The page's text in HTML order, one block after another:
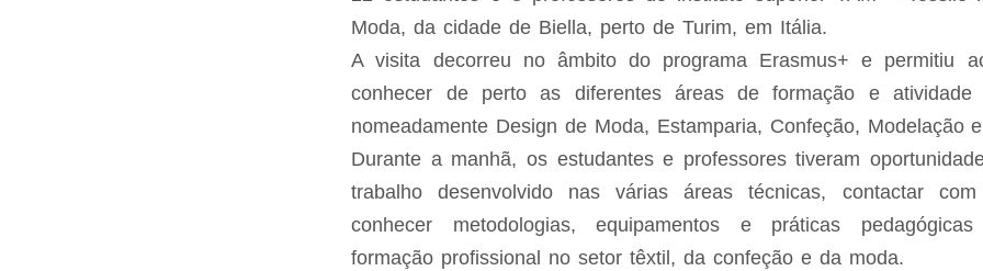
Moda, da cidade de Biella, perto de Turim, em Itália.
A visita decorreu no âmbito do programa Erasmus+ e permitiu
conhecer de perto as diferentes áreas de formação e atividade
nomeadamente Design de Moda, Estamparia, Confeção, Modelação
Durante a manhã, os estudantes e professores tiveram
trabalho desenvolvido nas várias áreas técnicas, contactar
conhecer metodologias, equipamentos e práticas
formação profissional no setor têxtil, da confeção e da moda.